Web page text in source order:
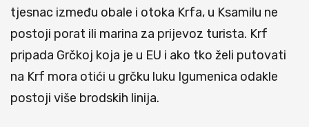
tjesnac između obale i otoka Krfa, u Ksamilu ne
postoji porat ili marina za prijevoz turista. Krf
pripada Grčkoj koja je u EU i ako tko želi putovati
na Krf mora otići u grčku luku Igumenica odakle
postoji više brodskih linija.